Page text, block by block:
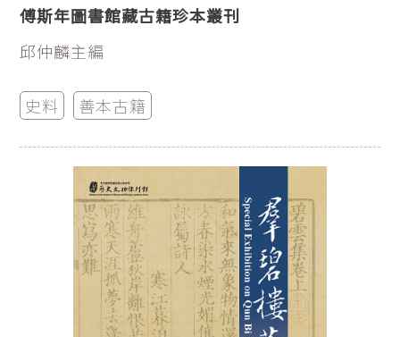
傅斯年圖書館藏古籍珍本叢刊
邱仲麟主編
史料 善本古籍